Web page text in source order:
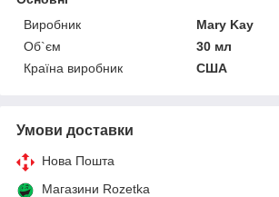
Виробник
Mary Kay
Об`єм
30 мл
Країна виробник
США
Умови доставки
Нова Пошта
Магазини Rozetka